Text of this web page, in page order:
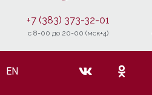
+7 (383) 373-32-01
c 8-00 до 20-00 (мск+4)
EN